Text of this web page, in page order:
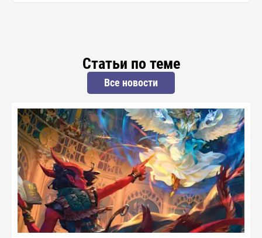
Статьи по теме
Все новости